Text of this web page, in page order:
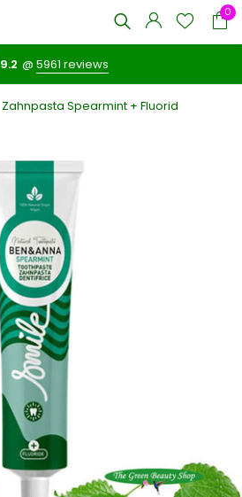
0
9.2 @5961 reviews
Zahnpasta Spearmint + Fluorid